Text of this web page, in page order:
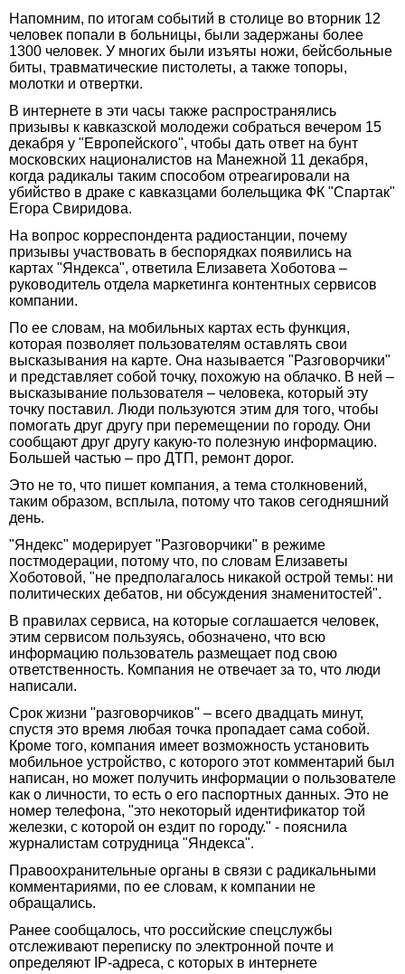
Напомним, по итогам событий в столице во вторник 12
человек попали в больницы, были задержаны более
1300 человек. У многих были изъяты ножи, бейсбольные
биты, травматические пистолеты, а также топоры,
молотки и отвертки.
В интернете в эти часы также распространялись
призывы к кавказской молодежи собраться вечером 15
декабря у "Европейского", чтобы дать ответ на бунт
московских националистов на Манежной 11 декабря,
когда радикалы таким способом отреагировали на
убийство в драке с кавказцами болельщика ФК "Спартак"
Егора Свиридова.
На вопрос корреспондента радиостанции, почему
призывы участвовать в беспорядках появились на
картах "Яндекса", ответила Елизавета Хоботова –
руководитель отдела маркетинга контентных сервисов
компании.
По ее словам, на мобильных картах есть функция,
которая позволяет пользователям оставлять свои
высказывания на карте. Она называется "Разговорчики"
и представляет собой точку, похожую на облачко. В ней –
высказывание пользователя – человека, который эту
точку поставил. Люди пользуются этим для того, чтобы
помогать друг другу при перемещении по городу. Они
сообщают друг другу какую-то полезную информацию.
Большей частью – про ДТП, ремонт дорог.
Это не то, что пишет компания, а тема столкновений,
таким образом, всплыла, потому что таков сегодняшний
день.
"Яндекс" модерирует "Разговорчики" в режиме
постмодерации, потому что, по словам Елизаветы
Хоботовой, "не предполагалось никакой острой темы: ни
политических дебатов, ни обсуждения знаменитостей".
В правилах сервиса, на которые соглашается человек,
этим сервисом пользуясь, обозначено, что всю
информацию пользователь размещает под свою
ответственность. Компания не отвечает за то, что люди
написали.
Срок жизни "разговорчиков" – всего двадцать минут,
спустя это время любая точка пропадает сама собой.
Кроме того, компания имеет возможность установить
мобильное устройство, с которого этот комментарий был
написан, но может получить информации о пользователе
как о личности, то есть о его паспортных данных. Это не
номер телефона, "это некоторый идентификатор той
железки, с которой он ездит по городу." - пояснила
журналистам сотрудница "Яндекса".
Правоохранительные органы в связи с радикальными
комментариями, по ее словам, к компании не
обращались.
Ранее сообщалось, что российские спецслужбы
отслеживают переписку по электронной почте и
определяют IP-адреса, с которых в интернете